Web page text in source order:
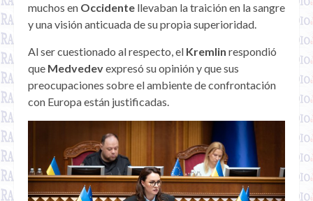
muchos en Occidente llevaban la traición en la sangre
y una visión anticuada de su propia superioridad.
Al ser cuestionado al respecto, el Kremlin respondió
que Medvedevexpresó su opinión y que sus
preocupaciones sobre el ambiente de confrontación
con Europa están justificadas.